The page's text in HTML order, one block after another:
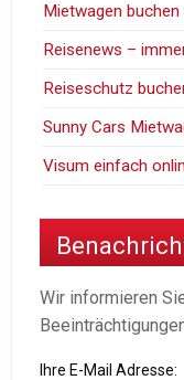
Mietwagen buchen
Reisenews –
Reiseschutz
Sunny Cars
Visum einfach
Wir informieren
Ihre E-Mail Adresse: